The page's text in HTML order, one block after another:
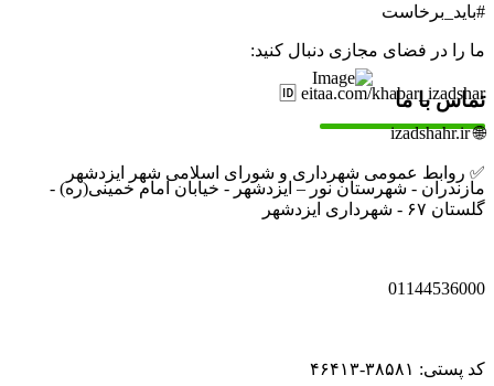
#باید_برخاست
ما را در فضای مجازی دنبال کنید:
🆔 eitaa.com/khabar_izadshar
🌐 izadshahr.ir
✅ روابط عمومی شهرداری و شورای اسلامی شهر ایزدشهر
تماس با ما
مازندران - شهرستان نور – ایزدشهر - خیابان امام خمینی(ره) -
گلستان ۶۷ - شهرداری ایزدشهر
01144536000
کد پستی: ۳۸۵۸۱-۴۶۴۱۳